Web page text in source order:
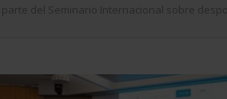
parte del Seminario Internacional sobre